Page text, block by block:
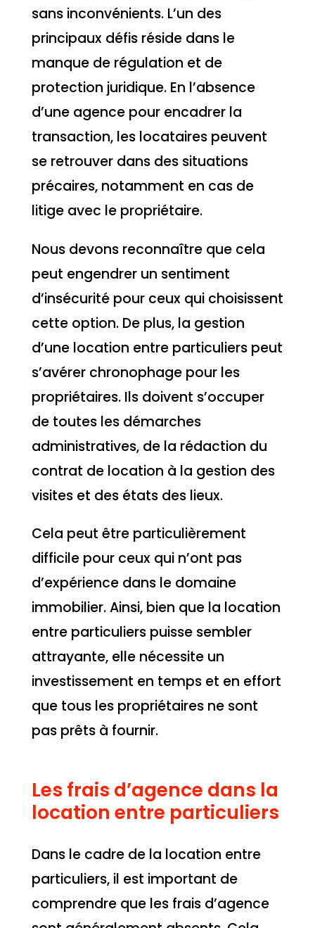
sans inconvénients. L’un des
principaux défis réside dans le
manque de régulation et de
protection juridique. En l’absence
d’une agence pour encadrer la
transaction, les locataires peuvent
se retrouver dans des situations
précaires, notamment en cas de
litige avec le propriétaire.
Nous devons reconnaître que cela
peut engendrer un sentiment
d’insécurité pour ceux qui choisissent
cette option. De plus, la gestion
d’une location entre particuliers peut
s’avérer chronophage pour les
propriétaires. Ils doivent s’occuper
de toutes les démarches
administratives, de la rédaction du
contrat de location à la gestion des
visites et des états des lieux.
Cela peut être particulièrement
difficile pour ceux qui n’ont pas
d’expérience dans le domaine
immobilier. Ainsi, bien que la location
entre particuliers puisse sembler
attrayante, elle nécessite un
investissement en temps et en effort
que tous les propriétaires ne sont
pas prêts à fournir.
Les frais d’agence dans la
location entre particuliers
Dans le cadre de la location entre
particuliers, il est important de
comprendre que les frais d’agence